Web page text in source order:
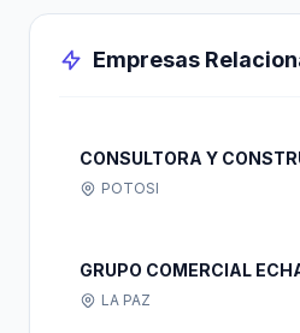
Empresas
CONSULTORA Y
POTOSI
GRUPO COMERCIAL
LA PAZ